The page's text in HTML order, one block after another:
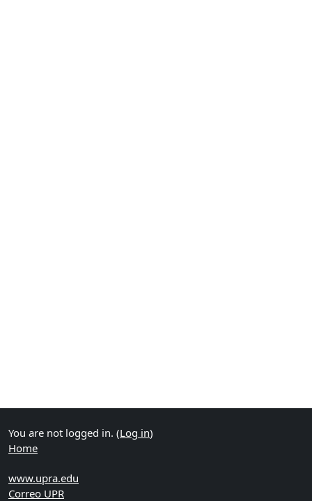
You are not logged in. (Log in)
Home
www.upra.edu
Correo UPR